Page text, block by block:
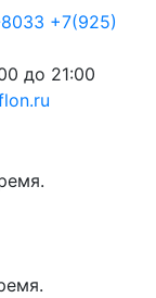
+7(925)
до 21:00